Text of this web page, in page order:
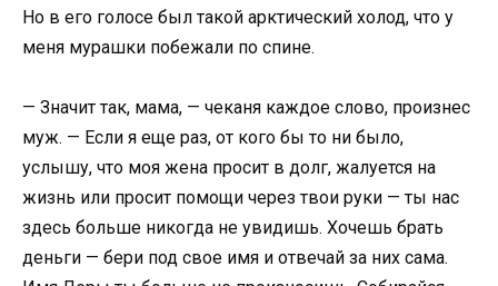
Но в его голосе был такой арктический холод, что у
меня мурашки побежали по спине.
— Значит так, мама, — чеканя каждое слово, произнес
муж. — Если я еще раз, от кого бы то ни было,
услышу, что моя жена просит в долг, жалуется на
жизнь или просит помощи через твои руки — ты нас
здесь больше никогда не увидишь. Хочешь брать
деньги — бери под свое имя и отвечай за них сама.